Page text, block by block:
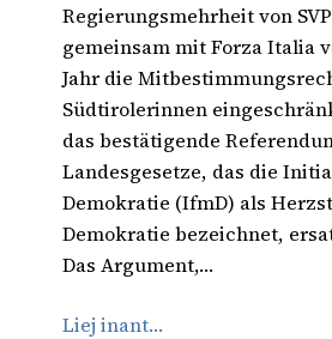
Regierungsmehrheit von
gemeinsam mit Forza Italia
Jahr die
Südtirolerinnen
das bestätigende
Landesgesetze, das die
Demokratie (IfmD) als
Demokratie bezeichnet,
Das Argument,…
Liej inant…